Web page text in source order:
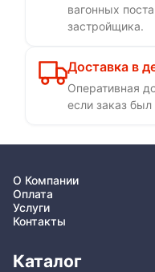
вагонных
застройщика.
Доставка в
Оперативная
если заказ
О Компании
Оплата
Услуги
Контакты
Каталог